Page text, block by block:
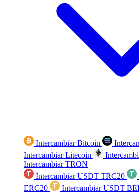
Intercambiar Bitcoin
Intercambiar Litecoin
Intercambiar TRON
Intercambiar USDT TRC20
ERC20
Intercambiar USDT